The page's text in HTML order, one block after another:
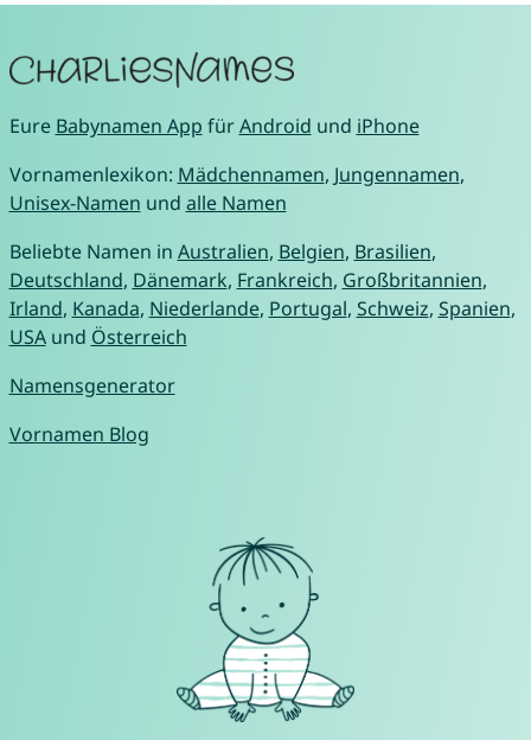
Eure Babynamen App fürAndroid und iPhone
Vornamenlexikon: Mädchennamen, Jungennamen,
Unisex-Namen und alle Namen
Beliebte Namen in Australien, Belgien, Brasilien,
Deutschland, Dänemark, Frankreich, Großbritannien,
Irland, Kanada, Niederlande, Portugal, Schweiz, Spanien,
USAund Österreich
Namensgenerator
Vornamen Blog